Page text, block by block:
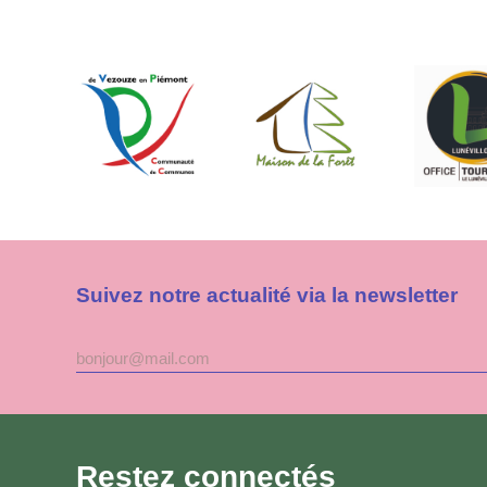
Suivez notre actualité via la newsletter
Adresse
mail
Restez connectés